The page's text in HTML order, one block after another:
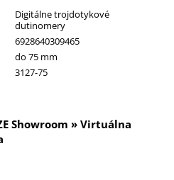
Digitálne trojdotykové
dutinomery
6928640309465
do 75 mm
3127-75
Showroom » Virtuálna